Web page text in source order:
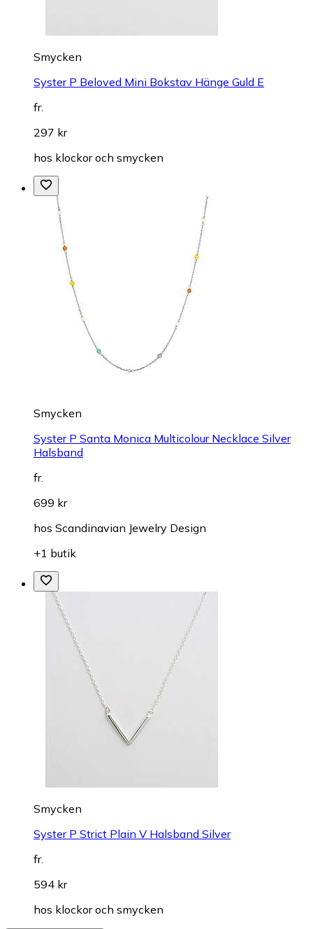
Smycken
Syster P Beloved Mini Bokstav Hänge Guld E
fr.
297 kr
hos klockor och smycken
Smycken
Syster P Santa Monica Multicolour Necklace Silver
Halsband
fr.
699 kr
hos Scandinavian Jewelry Design
+1 butik
Smycken
Syster P Strict Plain V Halsband Silver
fr.
594 kr
hos klockor och smycken